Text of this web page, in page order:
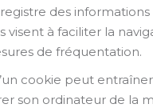
des
visent à faciliter la
de fréquentation.
cookie peut
son ordinateur de la